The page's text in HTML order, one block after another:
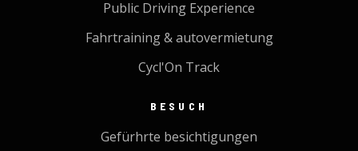
Public Driving Experience
Fahrtraining & autovermietung
Cycl'On Track
BESUCH
Gefürhrte besichtigungen